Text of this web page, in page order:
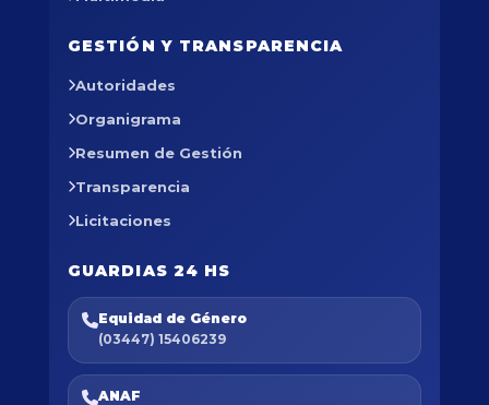
GESTIÓN Y TRANSPARENCIA
Autoridades
Organigrama
Resumen de Gestión
Transparencia
Licitaciones
GUARDIAS 24 HS
Equidad de Género
(03447) 15406239
ANAF